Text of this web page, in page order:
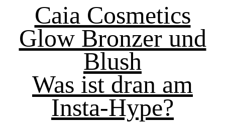
Caia Cosmetics
Glow Bronzer und
Blush
Was ist dran am
Insta-Hype?